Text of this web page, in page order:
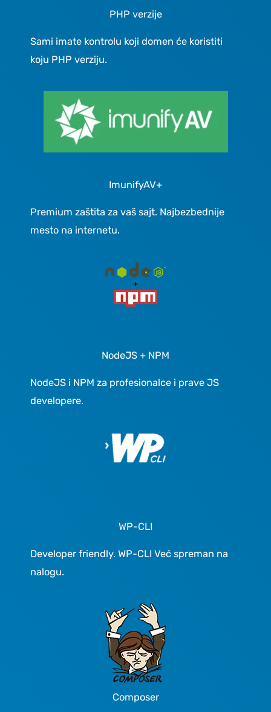
PHP verzije
Sami imate kontrolu koji domen će koristiti
koju PHP verziju.
ImunifyAV+
Premium zaštita za vaš sajt. Najbezbednije
mesto na internetu.
NodeJS + NPM
NodeJS i NPM za profesionalce i prave JS
developere.
WP-CLI
Developer friendly. WP-CLI Već spreman na
nalogu.
Composer